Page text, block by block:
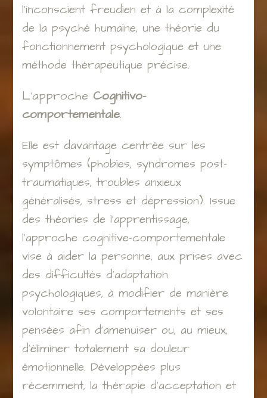
l’inconscient freudien et à la complexité
de la psyché humaine, une théorie du
fonctionnement psychologique et une
méthode thérapeutique précise.
L’approche Cognitivo-
comportementale.
Elle est davantage centrée sur les
symptômes (phobies, syndromes post-
traumatiques, troubles anxieux
généralisés, stress et dépression). Issue
des théories de l’apprentissage,
l’approche cognitive-comportementale
vise à aider la personne, aux prises avec
des difficultés d’adaptation
psychologiques, à modifier de manière
volontaire ses comportements et ses
pensées afin d’amenuiser ou, au mieux,
d’éliminer totalement sa douleur
émotionnelle. Développées plus
récemment, la thérapie d’acceptation et